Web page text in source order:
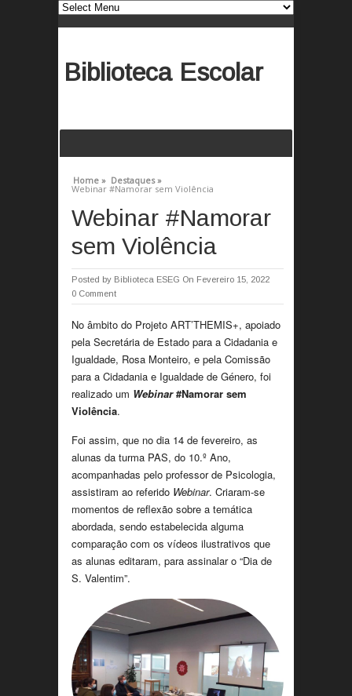
Biblioteca Escolar
Home » Destaques »
Webinar #Namorar sem Violência
Webinar #Namorar
sem Violência
Posted by Biblioteca ESEG On Fevereiro 15, 2022
0 Comment
No âmbito do Projeto ART’THEMIS+, apoiado
pela Secretária de Estado para a Cidadania e
Igualdade, Rosa Monteiro, e pela Comissão
para a Cidadania e Igualdade de Género, foi
realizado um Webinar#Namorar sem
Violência.
Foi assim, que no dia 14 de fevereiro, as
alunas da turma PAS, do 10.º Ano,
acompanhadas pelo professor de Psicologia,
assistiram ao referido Webinar. Criaram-se
momentos de reflexão sobre a temática
abordada, sendo estabelecida alguma
comparação com os vídeos ilustrativos que
as alunas editaram, para assinalar o “Dia de
S. Valentim”.